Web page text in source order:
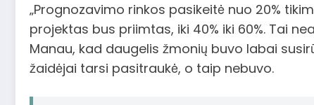
„Prognozavimo rinkos pasikeitė nuo 20%
projektas bus priimtas, iki 40% iki 60%. Tai
Manau, kad daugelis žmonių buvo labai
žaidėjai tarsi pasitraukė, o taip nebuvo.